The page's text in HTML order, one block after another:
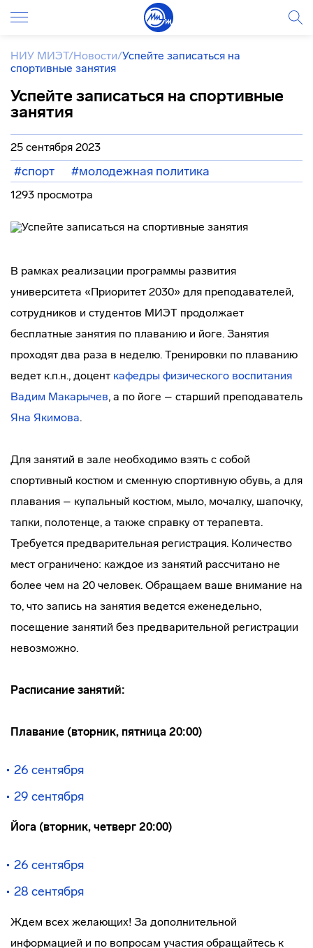
НИУ МИЭТ/Новости/Успейте записаться на
спортивные занятия
Успейте записаться на спортивные
занятия
25 сентября 2023
#спорт #молодежная политика
1293 просмотра
В рамках реализации программы развития
университета «Приоритет 2030» для преподавателей,
сотрудников и студентов МИЭТ продолжает
бесплатные занятия по плаванию и йоге. Занятия
проходят два раза в неделю. Тренировки по плаванию
ведет к.п.н., доцент кафедры физического воспитания
Вадим Макарычев, а по йоге – старший преподаватель
Яна Якимова.
Для занятий в зале необходимо взять с собой
спортивный костюм и сменную спортивную обувь, а для
плавания – купальный костюм, мыло, мочалку, шапочку,
тапки, полотенце, а также справку от терапевта.
Требуется предварительная регистрация. Количество
мест ограничено: каждое из занятий рассчитано не
более чем на 20 человек. Обращаем ваше внимание на
то, что запись на занятия ведется еженедельно,
посещение занятий без предварительной регистрации
невозможно.
Расписание занятий:
Плавание (вторник, пятница 20:00)
26 сентября
29 сентября
Йога (вторник, четверг 20:00)
26 сентября
28 сентября
Ждем всех желающих! За дополнительной
информацией и по вопросам участия обращайтесь к